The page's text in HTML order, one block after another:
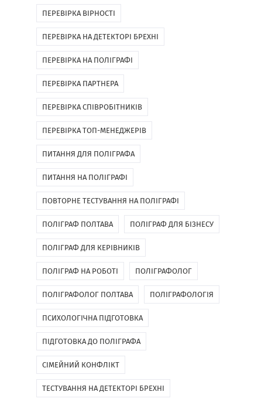
ПЕРЕВІРКА ВІРНОСТІ
ПЕРЕВІРКА НА ДЕТЕКТОРІ БРЕХНІ
ПЕРЕВІРКА НА ПОЛІГРАФІ
ПЕРЕВІРКА ПАРТНЕРА
ПЕРЕВІРКА СПІВРОБІТНИКІВ
ПЕРЕВІРКА ТОП-МЕНЕДЖЕРІВ
ПИТАННЯ ДЛЯ ПОЛІГРАФА
ПИТАННЯ НА ПОЛІГРАФІ
ПОВТОРНЕ ТЕСТУВАННЯ НА ПОЛІГРАФІ
ПОЛІГРАФ ПОЛТАВА ПОЛІГРАФ ДЛЯ БІЗНЕСУ
ПОЛІГРАФ ДЛЯ КЕРІВНИКІВ
ПОЛІГРАФ НА РОБОТІ ПОЛІГРАФОЛОГ
ПОЛІГРАФОЛОГ ПОЛТАВА ПОЛІГРАФОЛОГІЯ
ПСИХОЛОГІЧНА ПІДГОТОВКА
ПІДГОТОВКА ДО ПОЛІГРАФА
СІМЕЙНИЙ КОНФЛІКТ
ТЕСТУВАННЯ НА ДЕТЕКТОРІ БРЕХНІ